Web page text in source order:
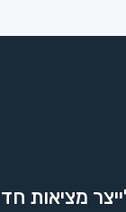
מציאות